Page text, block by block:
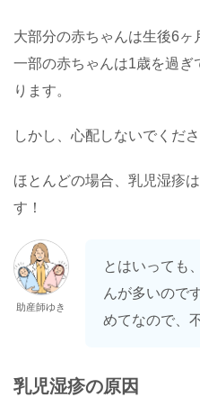
大部分の赤ちゃんは生後6ヶ
一部の赤ちゃんは1歳を過ぎ
ります。
しかし、心配しないでくださ
ほとんどの場合、乳児湿疹
す！
助産師ゆき
とはいっても
んが多いので
めてなので、
乳児湿疹の原因